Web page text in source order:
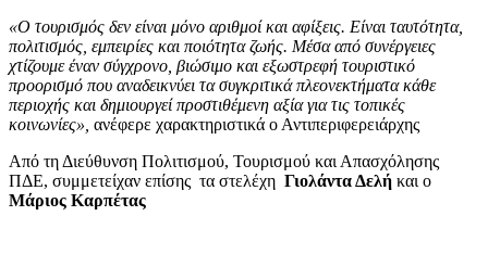
«Ο τουρισμός δεν είναι μόνο αριθμοί και αφίξεις. Είναι ταυτότητα,
πολιτισμός, εμπειρίες και ποιότητα ζωής. Μέσα από συνέργειες
χτίζουμε έναν σύγχρονο, βιώσιμο και εξωστρεφή τουριστικό
προορισμό που αναδεικνύει τα συγκριτικά πλεονεκτήματα κάθε
περιοχής και δημιουργεί προστιθέμενη αξία για τις τοπικές
κοινωνίες», ανέφερε χαρακτηριστικά ο Αντιπεριφερειάρχης
Από τη Διεύθυνση Πολιτισμού, Τουρισμού και Απασχόλησης
ΠΔΕ, συμμετείχαν επίσης τα στελέχη Γιολάντα Δελή και ο
Μάριος Καρπέτας